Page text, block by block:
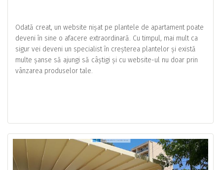
Odată creat, un website nișat pe plantele de apartament poate
deveni în sine o afacere extraordinară. Cu timpul, mai mult ca
sigur vei deveni un specialist în creșterea plantelor și există
multe șanse să ajungi să câștigi și cu website-ul nu doar prin
vânzarea produselor tale.